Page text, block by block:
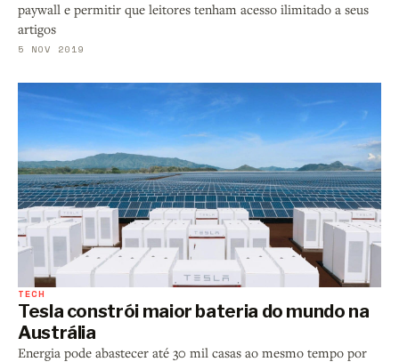
paywall e permitir que leitores tenham acesso ilimitado a seus
artigos
5 NOV 2019
TECH
Tesla constrói maior bateria do mundo na
Austrália
Energia pode abastecer até 30 mil casas ao mesmo tempo por